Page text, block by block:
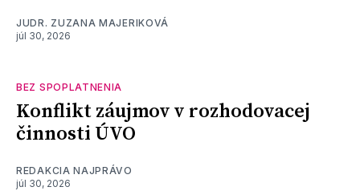
JUDR. ZUZANA MAJERIKOVÁ
júl 30, 2026
BEZ SPOPLATNENIA
Konflikt záujmov v rozhodovacej
činnosti ÚVO
REDAKCIA NAJPRÁVO
júl 30, 2026